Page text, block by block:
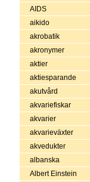
AIDS
aikido
akrobatik
akronymer
aktier
aktiesparande
akutvård
akvariefiskar
akvarier
akvarieväxter
akvedukter
albanska
Albert Einstein